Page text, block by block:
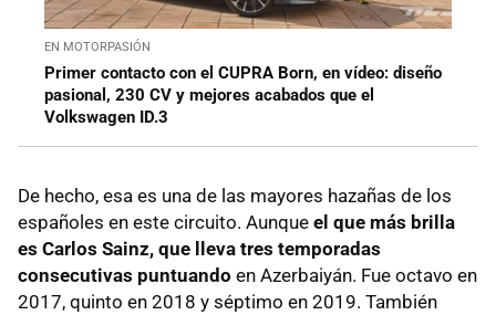
EN MOTORPASIÓN
Primer contacto con el CUPRA Born, en vídeo: diseño
pasional, 230 CV y mejores acabados que el
Volkswagen ID.3
De hecho, esa es una de las mayores hazañas de los
españoles en este circuito. Aunque el que más brilla
es Carlos Sainz, que lleva tres temporadas
consecutivas puntuando en Azerbaiyán. Fue octavo en
2017, quinto en 2018 y séptimo en 2019. También